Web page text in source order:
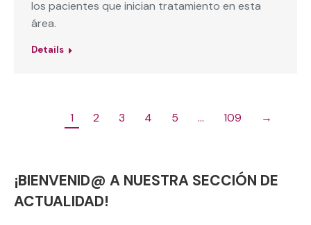
los pacientes que inician tratamiento en esta
área.
Details
1 2 3 4 5 … 109 →
¡BIENVENID@ A NUESTRA SECCIÓN DE
ACTUALIDAD!